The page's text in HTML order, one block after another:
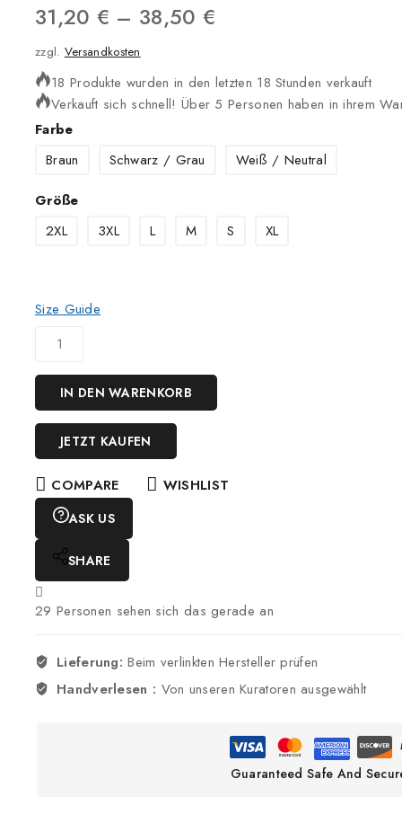
31,20 € – 38,50 €
zzgl. Versandkosten
18 Produkte wurden in den letzten 18 Stunden verkauft
Verkauft sich schnell! Über 5 Personen haben in ihrem
Farbe
Braun
Schwarz / Grau Weiß / Neutral
Größe
2XL
3XL L M S XL
Size Guide
IN DEN WARENKORB
JETZT KAUFEN
COMPARE WISHLIST
ASK US
SHARE
29 Personen sehen sich das gerade an
Lieferung:Beim verlinkten Hersteller prüfen
Handverlesen : Von unseren Kuratoren ausgewählt
Guaranteed Safe And